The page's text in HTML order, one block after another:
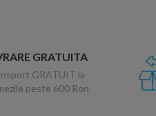
GRATUITA
GRATUIT la
peste 600 Ron